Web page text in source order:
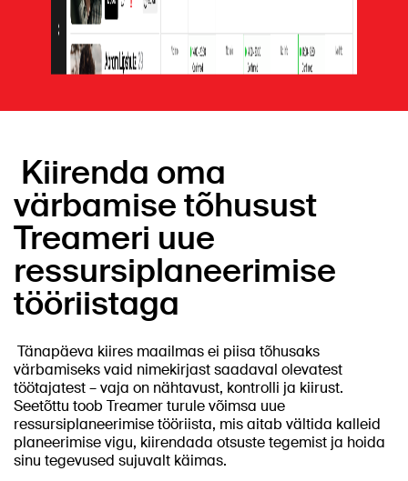
Kiirenda oma
värbamise tõhusust
Treameri uue
ressursiplaneerimise
tööriistaga
Tänapäeva kiires maailmas ei piisa tõhusaks
värbamiseks vaid nimekirjast saadaval olevatest
töötajatest – vaja on nähtavust, kontrolli ja kiirust.
Seetõttu toob Treamer turule võimsa uue
ressursiplaneerimise tööriista, mis aitab vältida kalleid
planeerimise vigu, kiirendada otsuste tegemist ja hoida
sinu tegevused sujuvalt käimas.